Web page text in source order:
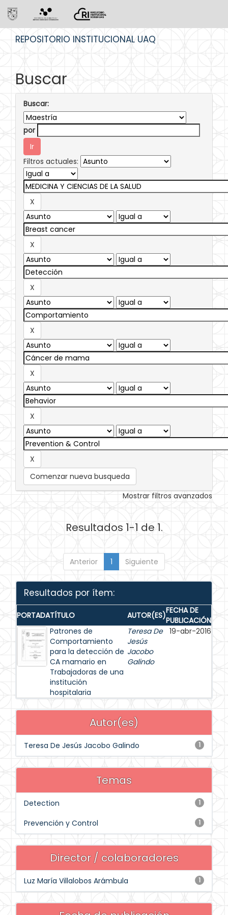
REPOSITORIO INSTITUCIONAL UAQ
Buscar
Buscar:
por
Filtros actuales:
Comenzar nueva busqueda
Mostrar filtros avanzados
Resultados 1-1 de 1.
Anterior 1 Siguiente
Resultados por ítem:
PORTADATÍTULO AUTOR(ES)FECHA DE
PUBLICACIÓN
Patrones de
Comportamiento
para la detección de
CA mamario en
Trabajadoras de una
institución
hospitalaria
Teresa De
Jesús
Jacobo
Galindo
19-abr-2016
Autor(es)
1
Teresa De Jesús Jacobo Galindo
Temas
1
Detection
1
Prevención y Control
Director / colaboradores
1
Luz María Villalobos Arámbula